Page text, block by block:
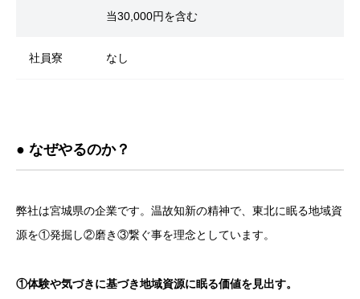
当30,000円を含む
社員寮 なし
● なぜやるのか？
弊社は宮城県の企業です。温故知新の精神で、東北に眠る地域資
源を①発掘し②磨き③繋ぐ事を理念としています。
①体験や気づきに基づき地域資源に眠る価値を見出す。